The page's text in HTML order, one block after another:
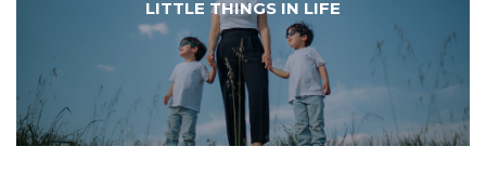
LITTLE THINGS IN LIFE